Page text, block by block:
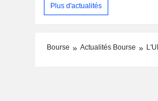
Plus d'actualités
Bourse Actualités Bourse